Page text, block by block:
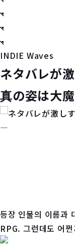
INDIE Waves
ネタバレが
真の姿は大
등장 인물의 이름과
RPG. 그런데도 어